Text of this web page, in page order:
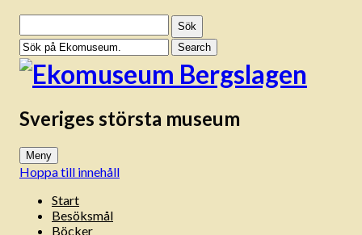
efter:
Sveriges största museum
Meny
Hoppa till innehåll
Start
Besöksmål
Böcker